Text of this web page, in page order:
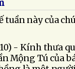
tuần này của
- Kính thưa
Mộng Tú của